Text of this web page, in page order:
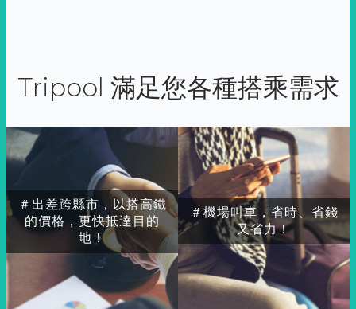
Tripool 滿足您各種搭乘需求
＃出差跨縣市，以搭高鐵
的價格，更快抵達目的
地！
＃機場叫車，省時、省錢
又省力！